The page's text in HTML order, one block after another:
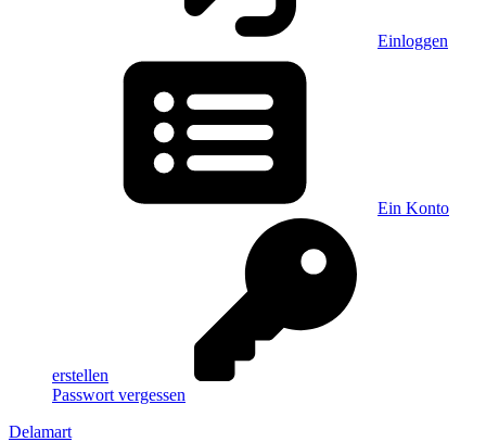
Einloggen
Ein Konto
erstellen
Passwort vergessen
Delamart